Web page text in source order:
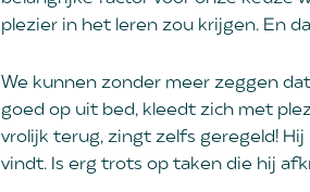
plezier in het leren zou krijgen. En
We kunnen zonder meer zeggen
goed op uit bed, kleedt zich met
vrolijk terug, zingt zelfs geregeld!
vindt. Is erg trots op taken die hij